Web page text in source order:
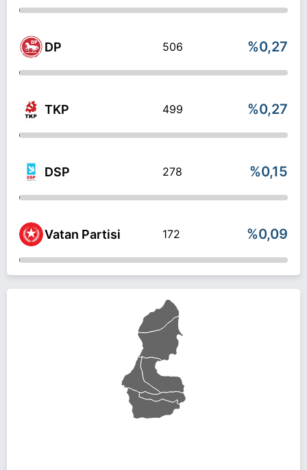
DP 506 %0,27
TKP 499 %0,27
DSP 278 %0,15
Vatan Partisi 172 %0,09